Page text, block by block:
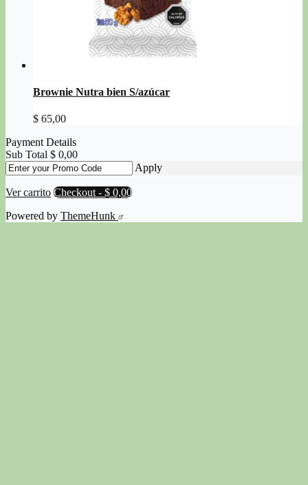
Brownie Nutra bien S/azúcar
$ 65,00
Payment Details
Sub Total $ 0,00
Apply
Ver carrito Checkout - $ 0,00
Powered by ThemeHunk